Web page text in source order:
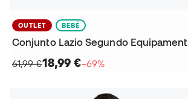
OUTLET BEBÉ
61,99 €18,99 €−69%